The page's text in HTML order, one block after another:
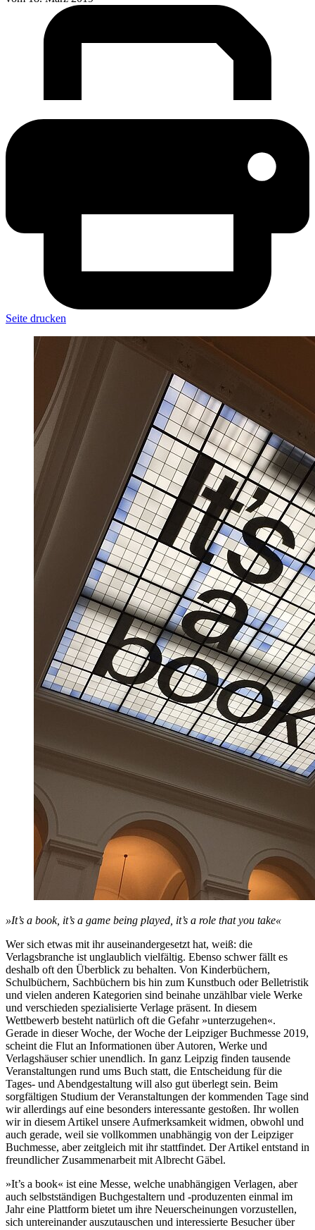
Seite drucken
»It’s a book, it’s a game being played, it’s a role that you take«
Wer sich etwas mit ihr auseinandergesetzt hat, weiß: die
Verlagsbranche ist unglaublich vielfältig. Ebenso schwer fällt es
deshalb oft den Überblick zu behalten. Von Kinderbüchern,
Schulbüchern, Sachbüchern bis hin zum Kunstbuch oder Belletristik
und vielen anderen Kategorien sind beinahe unzählbar viele Werke
und verschieden spezialisierte Verlage präsent. In diesem
Wettbewerb besteht natürlich oft die Gefahr »unterzugehen«.
Gerade in dieser Woche, der Woche der Leipziger Buchmesse 2019,
scheint die Flut an Informationen über Autoren, Werke und
Verlagshäuser schier unendlich. In ganz Leipzig finden tausende
Veranstaltungen rund ums Buch statt, die Entscheidung für die
Tages- und Abendgestaltung will also gut überlegt sein. Beim
sorgfältigen Studium der Veranstaltungen der kommenden Tage sind
wir allerdings auf eine besonders interessante gestoßen. Ihr wollen
wir in diesem Artikel unsere Aufmerksamkeit widmen, obwohl und
auch gerade, weil sie vollkommen unabhängig von der Leipziger
Buchmesse, aber zeitgleich mit ihr stattfindet. Der Artikel entstand in
freundlicher Zusammenarbeit mit Albrecht Gäbel.
»It’s a book« ist eine Messe, welche unabhängigen Verlagen, aber
auch selbstständigen Buchgestaltern und -produzenten einmal im
Jahr eine Plattform bietet um ihre Neuerscheinungen vorzustellen,
sich untereinander auszutauschen und interessierte Besucher über